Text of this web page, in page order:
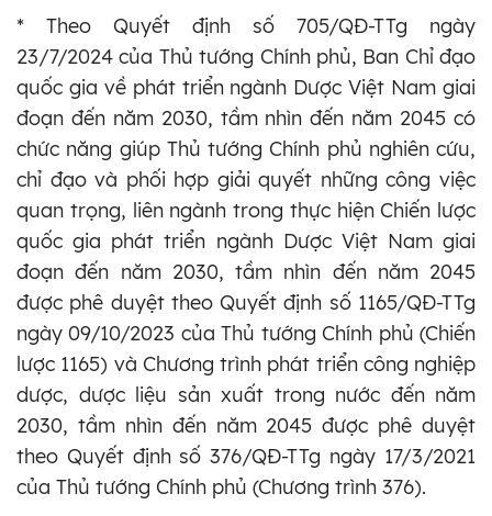
* Theo Quyết định số 705/QĐ-TTg ngày
23/7/2024 của Thủ tướng Chính phủ, Ban Chỉ đạo
quốc gia về phát triển ngành Dược Việt Nam giai
đoạn đến năm 2030, tầm nhìn đến năm 2045 có
chức năng giúp Thủ tướng Chính phủ nghiên cứu,
chỉ đạo và phối hợp giải quyết những công việc
quan trọng, liên ngành trong thực hiện Chiến lược
quốc gia phát triển ngành Dược Việt Nam giai
đoạn đến năm 2030, tầm nhìn đến năm 2045
được phê duyệt theo Quyết định số 1165/QĐ-TTg
ngày 09/10/2023 của Thủ tướng Chính phủ (Chiến
lược 1165) và Chương trình phát triển công nghiệp
dược, dược liệu sản xuất trong nước đến năm
2030, tầm nhìn đến năm 2045 được phê duyệt
theo Quyết định số 376/QĐ-TTg ngày 17/3/2021
của Thủ tướng Chính phủ (Chương trình 376).